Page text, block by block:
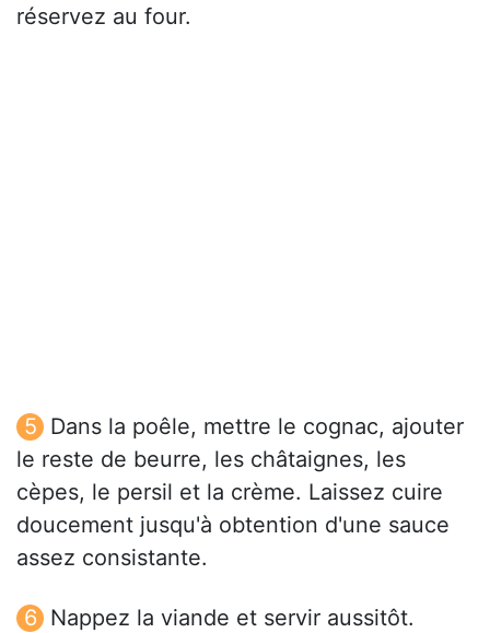
réservez au four.
Dans la poêle, mettre le cognac, ajouter
le reste de beurre, les châtaignes, les
cèpes, le persil et la crème. Laissez cuire
doucement jusqu'à obtention d'une sauce
assez consistante.
Nappez la viande et servir aussitôt.